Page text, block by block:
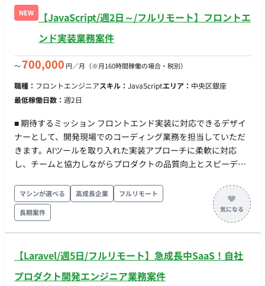
月〜 ・出社：週3日出社・週2日リモート ・場所：渋谷 ・期
間：長期予定 ・時間：10:00～19:00 ※フレックス応相談(コア
タイム11:00〜15:00) ・服装：オフィスカジュアル ・貸与：PC
NEW
【JavaScript/週2日～/フルリモート】フロントエ
ンド実装業務案件
〜700,000 円／月 （※月160時間稼働の場合・税別）
職種： フロントエンジニアスキル： JavaScriptエリア： 中央区銀座
最低稼働日数： 週2日
■ 期待するミッション フロントエンド実装に対応できるデザイ
ナーとして、開発現場でのコーディング業務を担当していただ
きます。AIツールを取り入れた実装アプローチに柔軟に対応
し、チームと協力しながらプロダクトの品質向上とスピーディ
当工程 【フロントエンド実装およびデザイン制作業務】 Webプ
ロダクトやサービスのフロントエンド実装
（HTML/CSS/JavaScript）を担当していただきます。AIを活用
したコーディング業務を学びつつ開発環境で実践していただき
ビューのもと進めるため、自走できなくても問題ありません。
■ 開発環境 プログラミング：HTML, CSS, JavaScript ■ 働き方 ・
マシンが選べる 高成長企業
フルリモート
長期案件
【Laravel/週5日/フルリモート】急成長中SaaS！自社
プロダクト開発エンジニア業務案件